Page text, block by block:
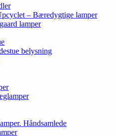
– Bæredygtige lamper
lamper
belysning
Håndsamlede